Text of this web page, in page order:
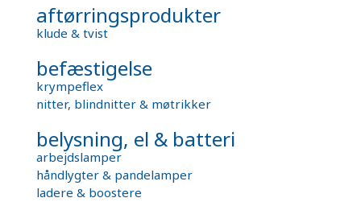
aftørringsprodukter
klude & tvist
befæstigelse
krympeflex
nitter, blindnitter & møtrikker
belysning, el & batteri
arbejdslamper
håndlygter & pandelamper
ladere & boostere